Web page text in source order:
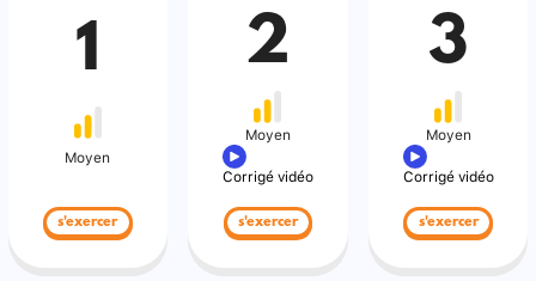
1
Moyen
s'exercer
2
Moyen
Corrigé vidéo
s'exercer
3
Moyen
Corrigé vidéo
s'exercer